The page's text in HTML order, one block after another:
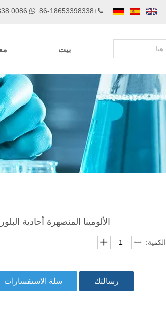

+86-18653398338

بيت
الألومينا المنصهرة أحادية
الكمية:
رسالتك سلة الاستفسارات